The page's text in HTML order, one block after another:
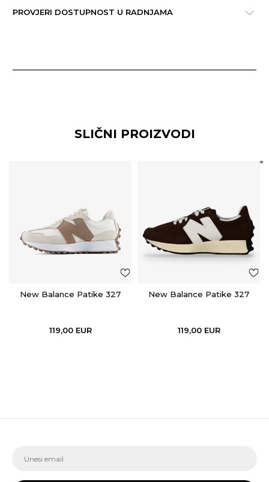
PROVJERI DOSTUPNOST U RADNJAMA
SLIČNI PROIZVODI
New Balance Patike 327
119,00 EUR
New Balance Patike 327
119,00 EUR